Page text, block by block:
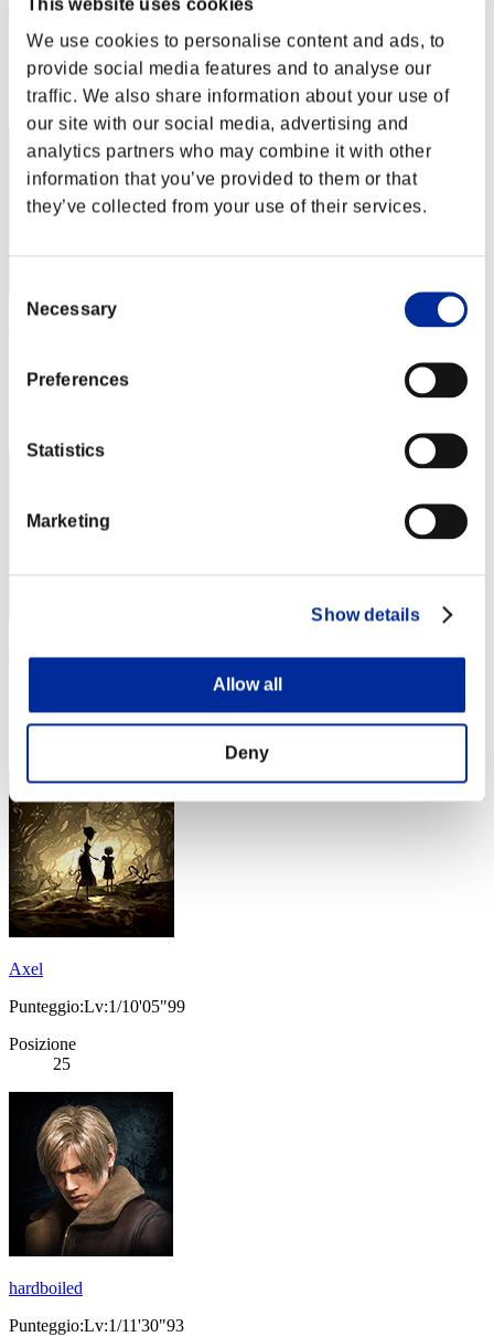
This website uses cookies
We use cookies to personalise content and ads, to
provide social media features and to analyse our
traffic. We also share information about your use of
our site with our social media, advertising and
analytics partners who may combine it with other
information that you’ve provided to them or that
they’ve collected from your use of their services.
Selection
Necessary
Preferences
Statistics
Marketing
Show details
Allow all
Deny
Sabrina678ship
Punteggio:Lv:1/08'57"79
Posizione
22
Posizione
Axel
Punteggio:Lv:1/10'05"99
Posizione
25
hardboiled
Punteggio:Lv:1/11'30"93